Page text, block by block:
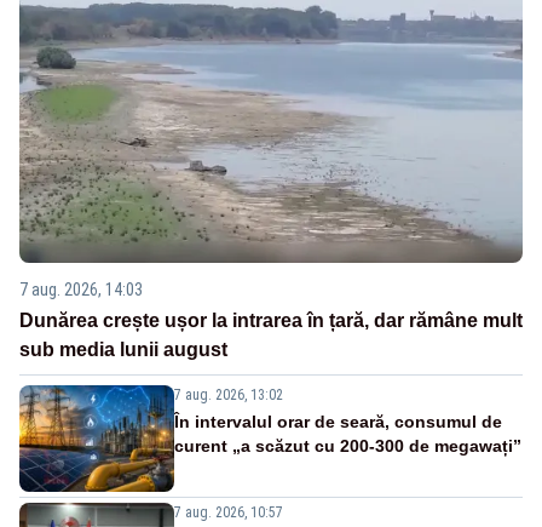
7 aug. 2026, 14:03
Dunărea crește ușor la intrarea în țară, dar rămâne mult
sub media lunii august
7 aug. 2026, 13:02
În intervalul orar de seară, consumul de
curent „a scăzut cu 200-300 de megawați”
7 aug. 2026, 10:57